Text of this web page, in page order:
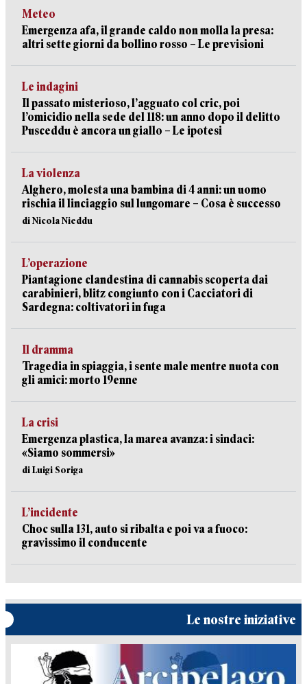
Meteo
Emergenza afa, il grande caldo non molla la presa:
altri sette giorni da bollino rosso – Le previsioni
Le indagini
Il passato misterioso, l’agguato col cric, poi
l’omicidio nella sede del 118: un anno dopo il delitto
Pusceddu è ancora un giallo – Le ipotesi
La violenza
Alghero, molesta una bambina di 4 anni: un uomo
rischia il linciaggio sul lungomare – Cosa è successo
di Nicola Nieddu
L’operazione
Piantagione clandestina di cannabis scoperta dai
carabinieri, blitz congiunto con i Cacciatori di
Sardegna: coltivatori in fuga
Il dramma
Tragedia in spiaggia, i sente male mentre nuota con
gli amici: morto 19enne
La crisi
Emergenza plastica, la marea avanza: i sindaci:
«Siamo sommersi»
di Luigi Soriga
L’incidente
Choc sulla 131, auto si ribalta e poi va a fuoco:
gravissimo il conducente
Le nostre iniziative